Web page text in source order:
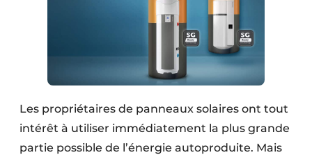
Les propriétaires de panneaux solaires ont tout
intérêt à utiliser immédiatement la plus grande
partie possible de l’énergie autoproduite. Mais